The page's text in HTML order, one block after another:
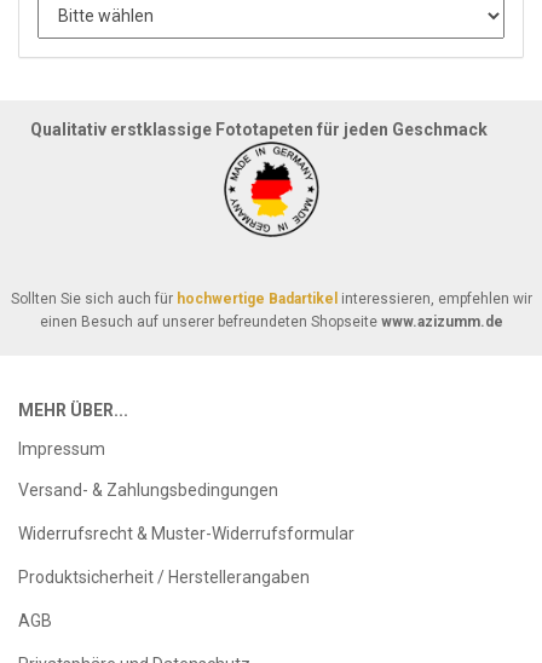
Qualitativ erstklassige Fototapeten für jeden Geschmack
Sollten Sie sich auch für hochwertige Badartikel interessieren, empfehlen wir
einen Besuch auf unserer befreundeten Shopseite www.azizumm.de
MEHR ÜBER...
Impressum
Versand- & Zahlungsbedingungen
Widerrufsrecht & Muster-Widerrufsformular
Produktsicherheit / Herstellerangaben
AGB